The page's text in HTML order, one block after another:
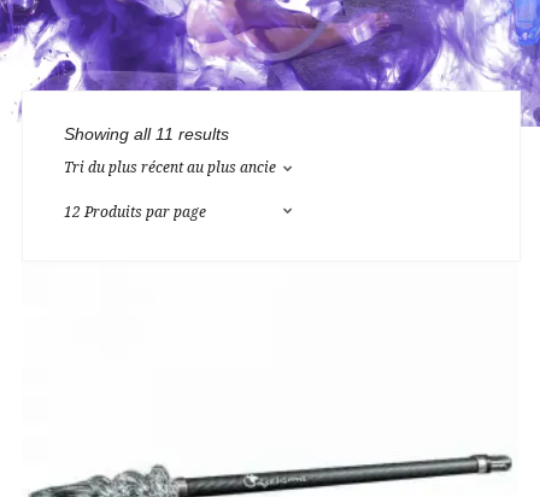
Showing all 11 results